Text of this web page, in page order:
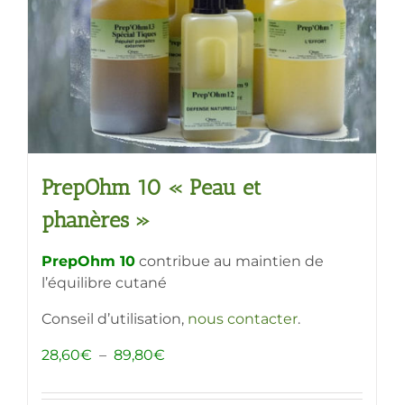
choisies
sur
la
page
produit
PrepOhm 10 « Peau et
phanères »
PrepOhm 10 contribue au maintien de
l’équilibre cutané
Conseil d’utilisation, nous contacter.
28,60€ – 89,80€
prix :